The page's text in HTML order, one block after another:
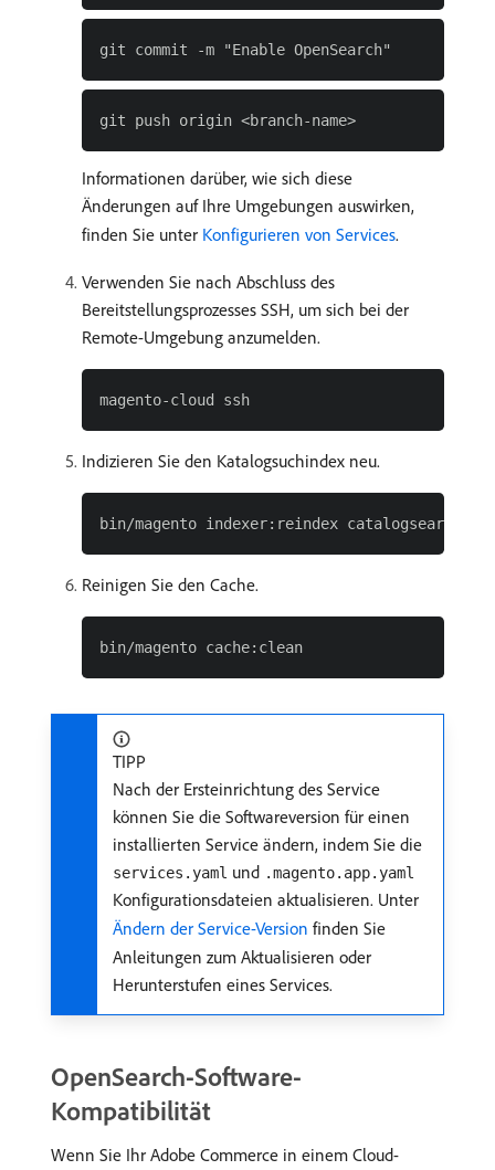
Informationen darüber, wie sich diese
Änderungen auf Ihre Umgebungen auswirken,
finden Sie unter Konfigurieren von Services.
Verwenden Sie nach Abschluss des
Bereitstellungsprozesses SSH, um sich bei der
Remote-Umgebung anzumelden.
Indizieren Sie den Katalogsuchindex neu.
Reinigen Sie den Cache.
TIPP
Nach der Ersteinrichtung des Service
können Sie die Softwareversion für einen
installierten Service ändern, indem Sie die
services.yaml und .magento.app.yaml
Konfigurationsdateien aktualisieren. Unter
Ändern der Service-Version finden Sie
Anleitungen zum Aktualisieren oder
Herunterstufen eines Services.
OpenSearch-Software-
Kompatibilität
Wenn Sie Ihr Adobe Commerce in einem Cloud-